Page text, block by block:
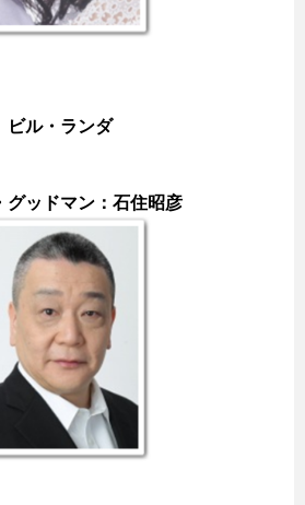
ビル・ランダ
グッドマン：石住昭彦